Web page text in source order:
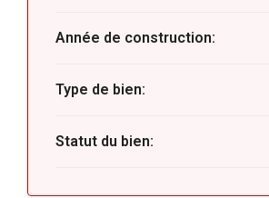
Année de construction:
Type de bien:
Statut du bien: